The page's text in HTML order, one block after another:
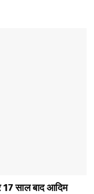
17 साल बाद आदिम